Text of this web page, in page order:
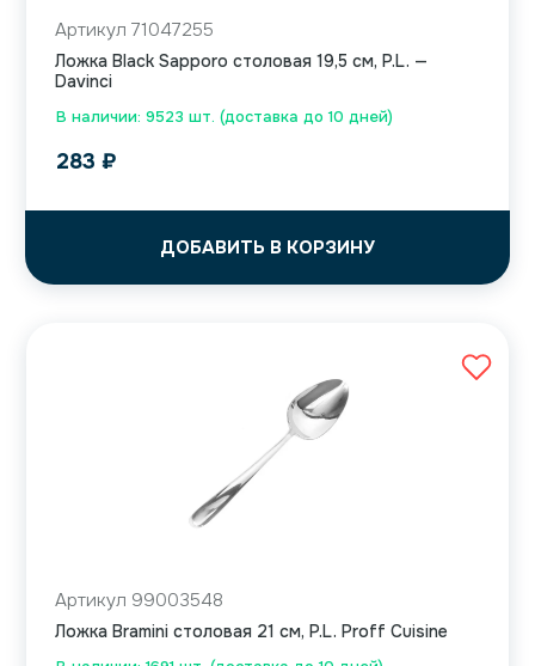
В наличии: 9523 шт. (доставка до 10 дней)
Артикул 71047255
Ложка Black Sapporo столовая 19,5 см, P.L. —
Davinci
283 ₽
ДОБАВИТЬ В КОРЗИНУ
Артикул 99003548
Ложка Bramini столовая 21 см, P.L. Proff Cuisine